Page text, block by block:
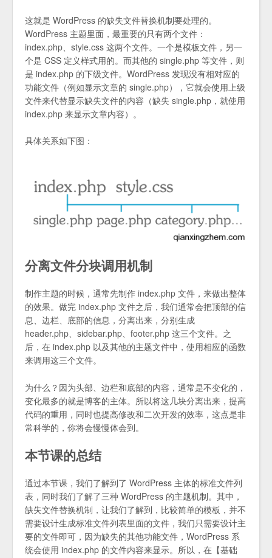
这就是 WordPress 的缺失文件替换机制要处理的。
WordPress 主题里面，最重要的只有两个文件：
index.php、style.css 这两个文件。一个是模板文件，另一
个是 CSS 定义样式用的。而其他的 single.php 等文件，则
是 index.php 的下级文件。WordPress 发现没有相对应的
功能文件（例如显示文章的 single.php），它就会使用上级
文件来代替显示缺失文件的内容（缺失 single.php，就使用
index.php 来显示文章内容）。
具体关系如下图：
分离文件分块调用机制
制作主题的时候，通常先制作 index.php 文件，来做出整体
的效果。做完 index.php 文件之后，我们通常会把顶部的信
息、边栏、底部的信息，分离出来，分别生成
header.php、sidebar.php、footer.php 这三个文件。之
后，在 index.php 以及其他的主题文件中，使用相应的函数
来调用这三个文件。
为什么？因为头部、边栏和底部的内容，通常是不变化的，
变化最多的就是博客的主体。所以将这几块分离出来，提高
代码的重用，同时也提高修改和二次开发的效率，这点是非
常科学的，你将会慢慢体会到。
本节课的总结
通过本节课，我们了解到了 WordPress 主体的标准文件列
表，同时我们了解了三种 WordPress 的主题机制。其中，
缺失文件替换机制，让我们了解到，比较简单的模板，并不
需要设计生成标准文件列表里面的文件，我们只需要设计主
要的文件即可，因为缺失的其他功能文件，WordPress 系
统会使用 index.php 的文件内容来显示。所以，在【基础